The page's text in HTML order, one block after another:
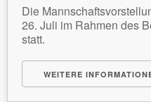
Die
26. Juli im Rahmen des
statt.
WEITERE